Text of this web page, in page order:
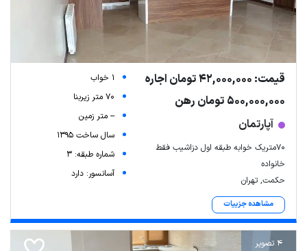
قیمت: 42,000,000 تومان اجاره
500,000,000 تومان رهن
آپارتمان
۷۰متریک خوابه طبقه اول دزاشیب فقط
خانواده
حکمت, تهران
مشاهده جزییات
1 خواب
70 متر زیربنا
-- متر زمین
سال ساخت 1395
شماره طبقه: 3
آسانسور: دارد
4 تصویر